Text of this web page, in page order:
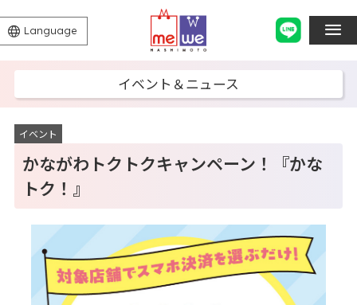
Language
イベント＆ニュース
イベント
かながわトクトクキャンペーン！『かな
トク！』